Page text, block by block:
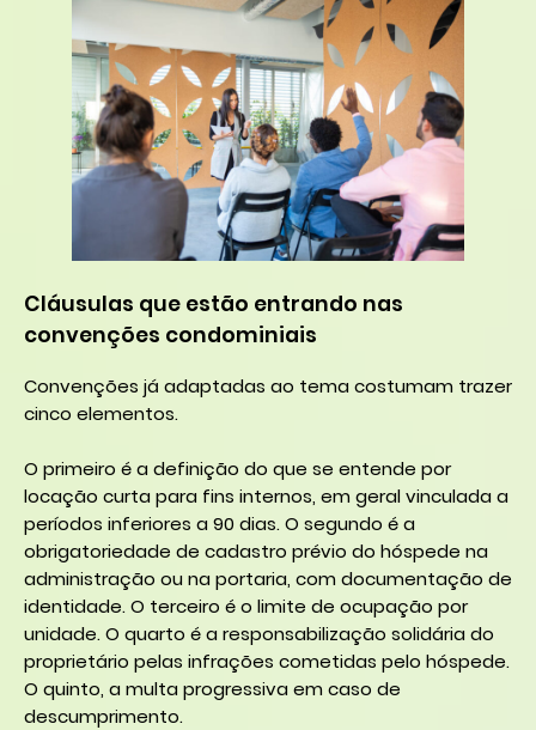
Cláusulas que estão entrando nas
convenções condominiais
Convenções já adaptadas ao tema costumam trazer
cinco elementos.
O primeiro é a definição do que se entende por
locação curta para fins internos, em geral vinculada a
períodos inferiores a 90 dias. O segundo é a
obrigatoriedade de cadastro prévio do hóspede na
administração ou na portaria, com documentação de
identidade. O terceiro é o limite de ocupação por
unidade. O quarto é a responsabilização solidária do
proprietário pelas infrações cometidas pelo hóspede.
O quinto, a multa progressiva em caso de
descumprimento.